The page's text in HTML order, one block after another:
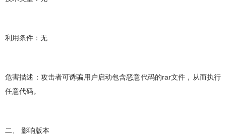
利用条件：无
危害描述：攻击者可诱骗用户启动包含恶意代码的rar文件，从而执行
任意代码。
二、 影响版本